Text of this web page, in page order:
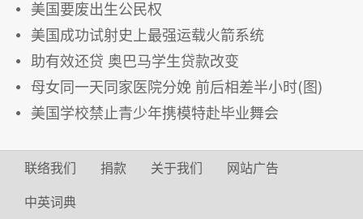
美国要废出生公民权
美国成功试射史上最强运载火箭系统
助有效还贷 奥巴马学生贷款改变
母女同一天同家医院分娩 前后相差半小时(图)
美国学校禁止青少年携模特赴毕业舞会
联络我们 捐款 关于我们 网站广告
中英词典